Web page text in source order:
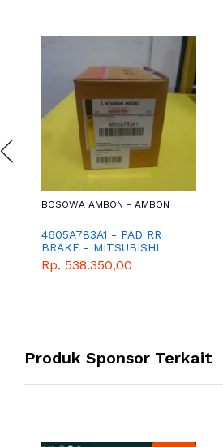
BOSOWA AMBON - AMBON
4605A783A1 - PAD RR
BRAKE - MITSUBISHI
PAJERO
Rp. 538.350,00
Produk Sponsor Terkait